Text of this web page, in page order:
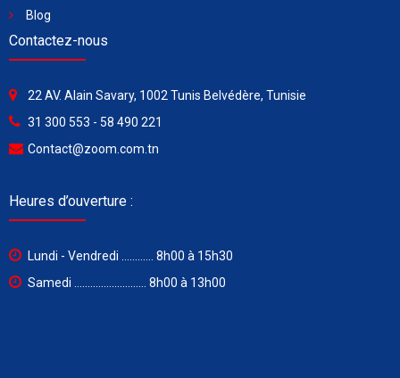
Blog
Contactez-nous
22 AV. Alain Savary, 1002 Tunis Belvédère, Tunisie
31 300 553 - 58 490 221
Contact@zoom.com.tn
Heures d’ouverture :
Lundi - Vendredi ............ 8h00 à 15h30
Samedi ........................... 8h00 à 13h00